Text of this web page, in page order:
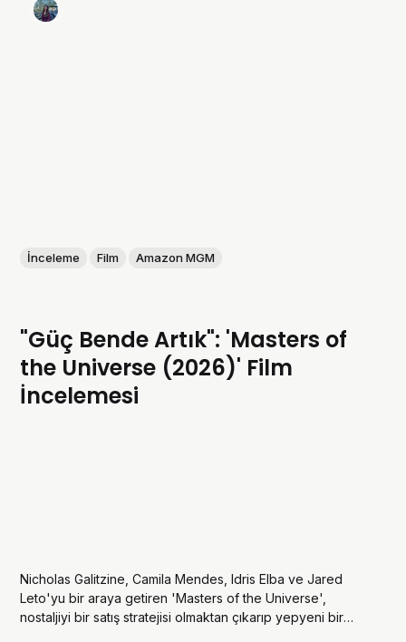
İnceleme Film Amazon MGM
"Güç Bende Artık": 'Masters of
the Universe (2026)' Film
İncelemesi
Nicholas Galitzine, Camila Mendes, Idris Elba ve Jared
Leto'yu bir araya getiren 'Masters of the Universe',
nostaljiyi bir satış stratejisi olmaktan çıkarıp yepyeni bir